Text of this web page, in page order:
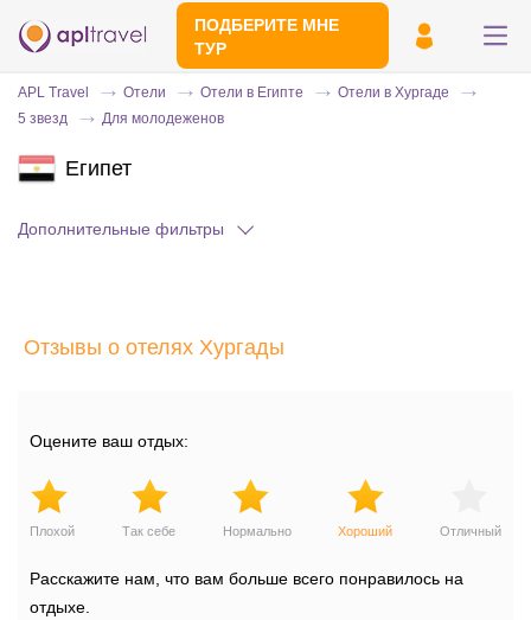
ПОДБЕРИТЕ МНЕ
ТУР
Эксперт свяжется с вами и сделает
APL Travel Отели Отели в Египте
Отели в Хургаде
5 звезд
Для молодеженов
Египет
Дополнительные фильтры
Отзывы о отелях Хургады
Оцените ваш отдых:
Плохой Так себе Нормально Хороший Отличный
Расскажите нам, что вам больше всего понравилось на
отдыхе.